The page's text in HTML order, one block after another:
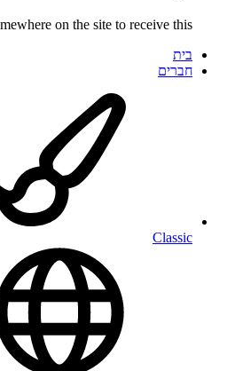
on the site to receive this.
בית
חברים
Classic